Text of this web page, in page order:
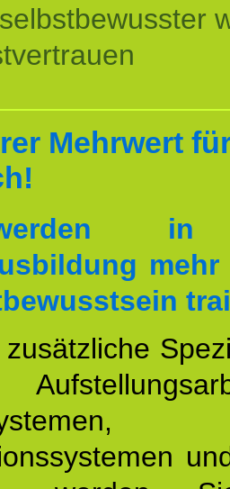
Mehrwert
in